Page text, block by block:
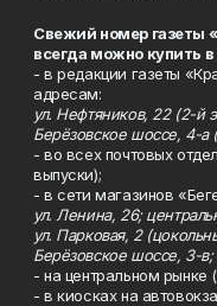
Свежий номер газеты
всегда можно купить
- в редакции газеты
адресам:
ул. Нефтяников, 22 (2-й
Берёзовское шоссе, 4-а
- во всех почтовых
выпуски);
- в сети магазинов
ул. Ленина, 26;
ул. Парковая, 2
Берёзовское шоссе, 3-в;
- на центральном рынке
- в киосках на